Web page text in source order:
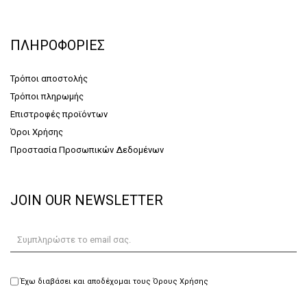
ΠΛΗΡΟΦΟΡΙΕΣ
Τρόποι αποστολής
Τρόποι πληρωμής
Επιστροφές προϊόντων
Όροι Χρήσης
Προστασία Προσωπικών Δεδομένων
JOIN OUR NEWSLETTER
Έχω διαβάσει και αποδέχομαι τους Όρους Χρήσης